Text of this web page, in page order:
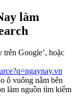
làm
Google’, hoặc
ô vuông nằm bên
làm nguồn tìm kiếm